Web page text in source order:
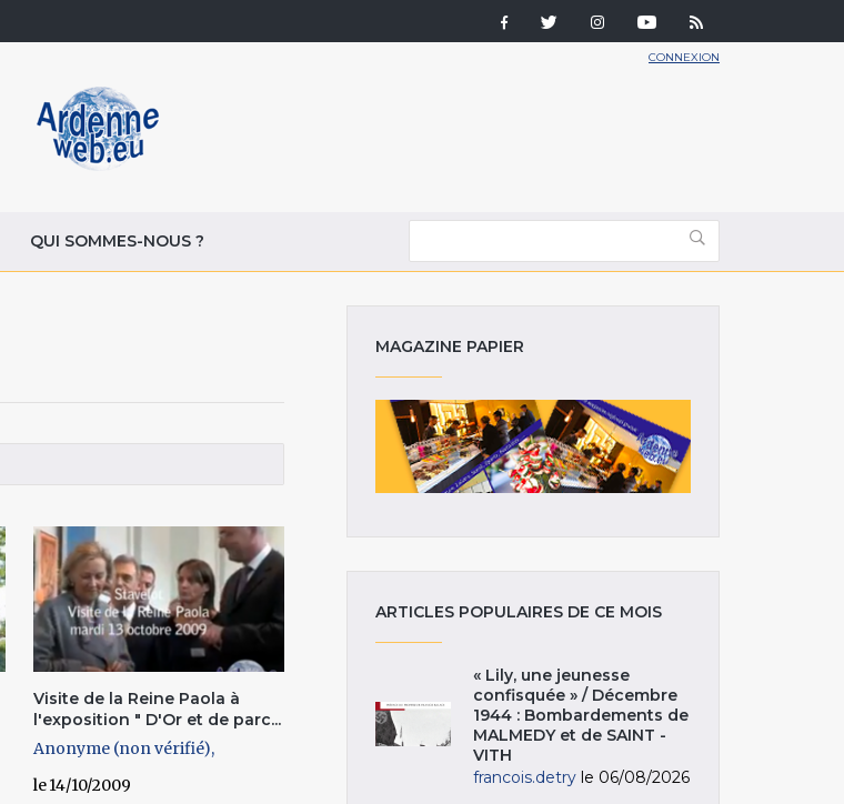
CONNEXION
QUI SOMMES-NOUS ?
Visite de la Reine Paola à
l'exposition " D'Or et de parc...
Anonyme (non vérifié)
14/10/2009
MAGAZINE PAPIER
ARTICLES POPULAIRES DE CE MOIS
« Lily, une jeunesse
confisquée » / Décembre
1944 : Bombardements de
MALMEDY et de SAINT -
VITH
francois.detry le 06/08/2026